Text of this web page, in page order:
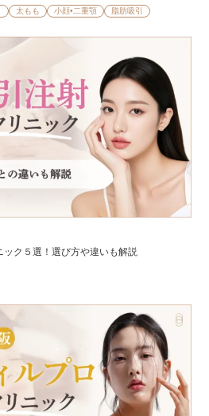
太もも 小顔•二重顎 脂肪吸引
ク５選！選び方や違いも解説